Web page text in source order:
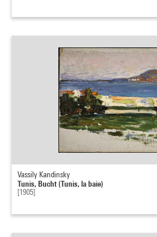
Vassily Kandinsky
Tunis, Bucht (Tunis, la baie)
[1905]